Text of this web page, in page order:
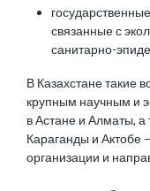
связанные с
санитарно-
В Казахстане такие
крупным научным и
в Астане и Алматы,
Караганды и Актобе
организации и